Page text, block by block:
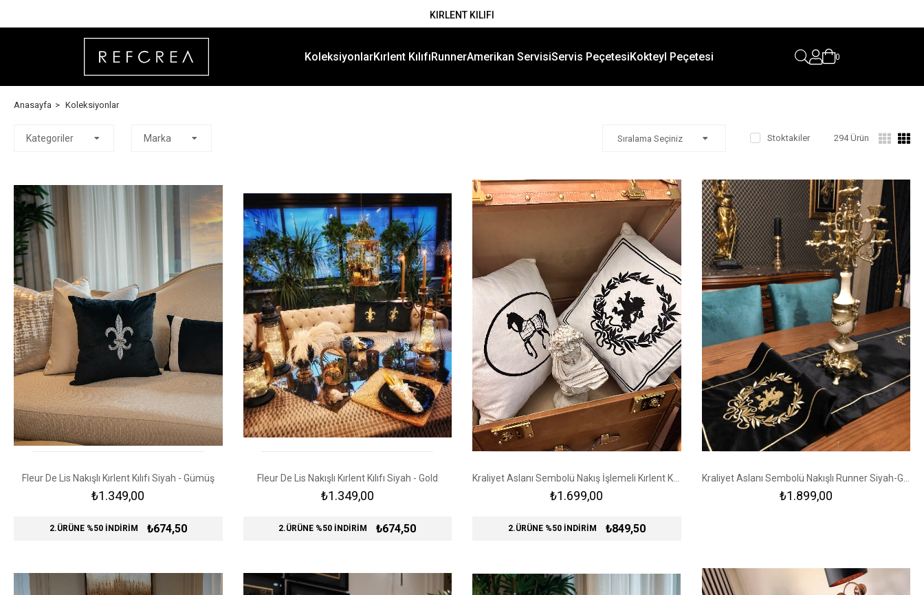
1500 TL VE ÜZERİ KARGO ÜCRETSİZ
AMERİKAN SERVİS
KOKTEYL PEÇETESİ
KoleksiyonlarKırlent KılıfıRunnerAmerikan ServisiServis PeçetesiKokteyl Peçetesi 0
Anasayfa Koleksiyonlar
Kategoriler Marka Stoktakiler 294 Ürün
Fleur De Lis Nakışlı Kırlent Kılıfı Siyah - Gümüş
₺1.349,00
2.ÜRÜNE %50 İNDİRİM ₺674,50
Fleur De Lis Nakışlı Kırlent Kılıfı Siyah - Gold
₺1.349,00
2.ÜRÜNE %50 İNDİRİM ₺674,50
₺1.699,00
2.ÜRÜNE %50 İNDİRİM ₺849,50
₺1.899,00